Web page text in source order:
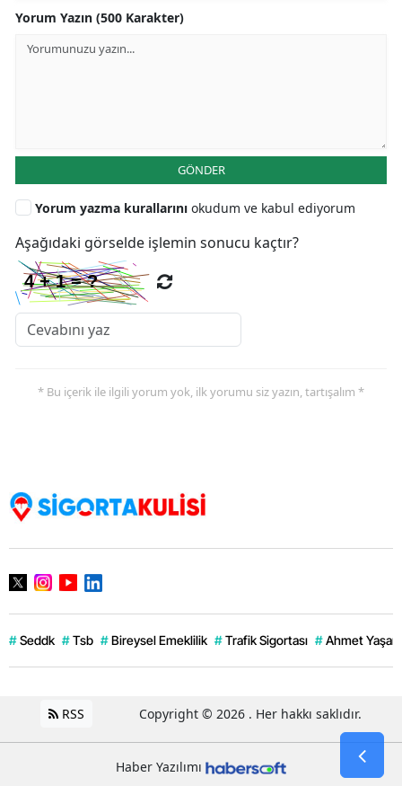
Yorum Yazın (500 Karakter)
GÖNDER
Yorum yazma kurallarını okudum ve kabul ediyorum
Aşağıdaki görselde işlemin sonucu kaçtır?
* Bu içerik ile ilgili yorum yok, ilk yorumu siz yazın, tartışalım *
# Seddk # Tsb # Bireysel Emeklilik # Trafik Sigortası # Ahmet Yaşar
RSS Copyright © 2026 . Her hakkı saklıdır.
Haber Yazılımı